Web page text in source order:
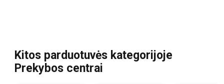
Kitos parduotuvės kategorijoje
Prekybos centrai